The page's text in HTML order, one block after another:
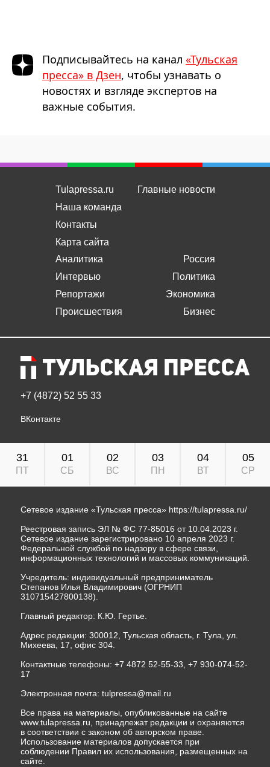
Подписывайтесь на канал «Тульская
пресса» в Дзен, чтобы узнавать о
новостях и взгляде экспертов на
важные события.
Tulapressa.ru
Наша команда
Контакты
Карта сайта
Главные новости
Аналитика
Интервью
Репортажи
Происшествия
Россия
Политика
Экономика
Бизнес
+7 (4872) 52 55 33
ВКонтакте
31
ПТ
01
СБ
02
ВС
03
ПН
04
ВТ
05
СР
Сетевое издание «Тульская пресса» https://tulapressa.ru/
Реестровая запись ЭЛ № ФС 77-85016 от 10.04.2023 г.
Сетевое издание зарегистрировано 10 апреля 2023 г.
Федеральной службой по надзору в сфере связи,
информационных технологий и массовых коммуникаций.
Учредитель: индивидуальный предприниматель
Степанов Илья Владимирович (ОГРНИП
310715427800138).
Главный редактор: К.Ю. Гертье.
Адрес редакции: 300012, Тульская область, г. Тула, ул.
Михеева, 17, офис 304.
Контактные телефоны: +7 4872 52-55-33, +7 930-074-52-
17
Электронная почта: tulpressa@mail.ru
Все права на материалы, опубликованные на сайте
www.tulapressa.ru, принадлежат редакции и охраняются
в соответствии с законом об авторском праве.
Использование материалов допускается при
соблюдении Правил их использования, размещенных на
сайте.